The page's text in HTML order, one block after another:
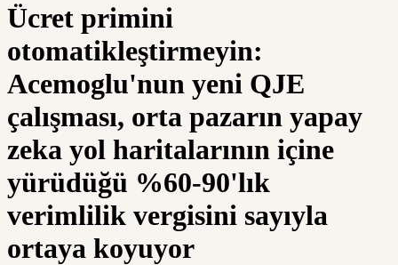
Ücret primini
otomatikleştirmeyin:
Acemoglu'nun yeni QJE
çalışması, orta pazarın yapay
zeka yol haritalarının içine
yürüdüğü %60-90'lık
verimlilik vergisini sayıyla
ortaya koyuyor